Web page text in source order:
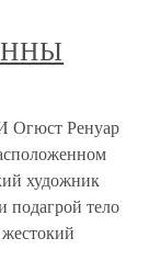
Ренуар
художник
подагрой тело